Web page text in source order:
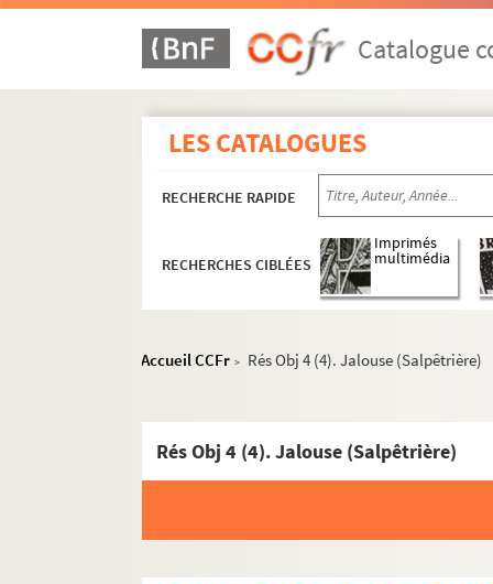
Catalogue
LES CATALOGUES
RECHERCHE RAPIDE
RECHERCHES CIBLÉES
Imprimés
multimédia
Accueil CCFr > Rés Obj 4 (4). Jalouse (Salpêtrière)
Rés Obj 4 (4). Jalouse (Salpêtrière)